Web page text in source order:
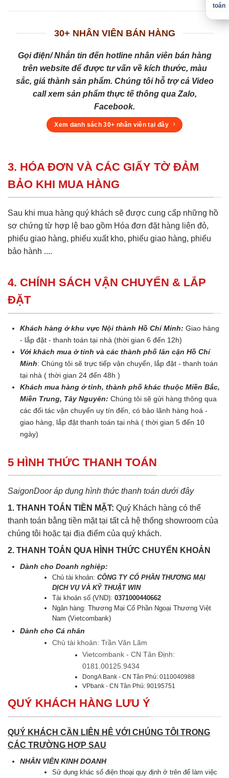
30+ NHÂN VIÊN BÁN HÀNG
Gọi điện/ Nhắn tin đến hotline nhân viên bán hàng
trên website để được tư vấn về kích thước, màu
sắc, giá thành sản phẩm. Chúng tôi hỗ trợ cả Video
call xem sản phẩm thực tế thông qua Zalo,
Facebook.
Xem danh sách 30+ nhân viên tại đây
3. HÓA ĐƠN VÀ CÁC GIẤY TỜ ĐẢM
BẢO KHI MUA HÀNG
Sau khi mua hàng quý khách sẽ được cung cấp những hồ
sơ chứng từ hợp lệ bao gồm Hóa đơn đặt hàng liên đỏ,
phiếu giao hàng, phiếu xuất kho, phiếu giao hàng, phiếu
bảo hành ....
4. CHÍNH SÁCH VẬN CHUYỂN & LẮP
ĐẶT
Khách hàng ở khu vực Nội thành Hồ Chí Minh: Giao hàng
- lắp đặt - thanh toán tại nhà (thời gian 6 đến 12h)
Với khách mua ở tỉnh và các thành phố lân cận Hồ Chí
Minh: Chúng tôi sẽ trực tiếp vận chuyển, lắp đặt - thanh toán
tại nhà ( thời gian 24 đến 48h )
Khách mua hàng ở tỉnh, thành phố khác thuộc Miền Bắc,
Miền Trung, Tây Nguyên: Chúng tôi sẽ gửi hàng thông qua
các đối tác vận chuyển uy tín đến, có bảo lãnh hàng hoá -
giao hàng, lắp đặt thanh toán tại nhà ( thời gian 5 đến 10
ngày)
5 HÌNH THỨC THANH TOÁN
SaigonDoor áp dụng hình thức thanh toán dưới đây
1. THANH TOÁN TIỀN MẶT: Quý Khách hàng có thể
thanh toán bằng tiền mặt tại tất cả hệ thống showroom của
chúng tôi hoặc tại địa điểm của quý khách.
2. THANH TOÁN QUA HÌNH THỨC CHUYỂN KHOẢN
Dành cho Doanh nghiệp:
Chủ tài khoản:CÔNG TY CỔ PHẦN THƯƠNG MẠI
DỊCH VỤ VÀ KỸ THUẬT WIN
Tài khoản số (VND):0371000440662
Ngân hàng: Thương Mại Cổ Phần Ngoại Thương Việt
Nam (Vietcombank)
Dành cho Cá nhân
Chủ tài khoản: Trần Văn Lãm
Vietcombank - CN Tân Định:
0181.00125.9434
DongA Bank - CN Tân Phú: 0110040988
VPbank - CN Tân Phú: 90195751
QUÝ KHÁCH HÀNG LƯU Ý
QUÝ KHÁCH CẦN LIÊN HỆ VỚI CHÚNG TÔI TRONG
CÁC TRƯỜNG HỢP SAU
NHÂN VIÊN KINH DOANH
Sử dụng khác số điện thoại quy định ở trên để làm việc
toán